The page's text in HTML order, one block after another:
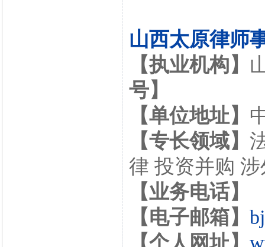
山西太原律师
【执业机构】
号】
【单位地址】
【专长领域】
律 投资并购
【业务电话】
【电子邮箱】
【个人网址】